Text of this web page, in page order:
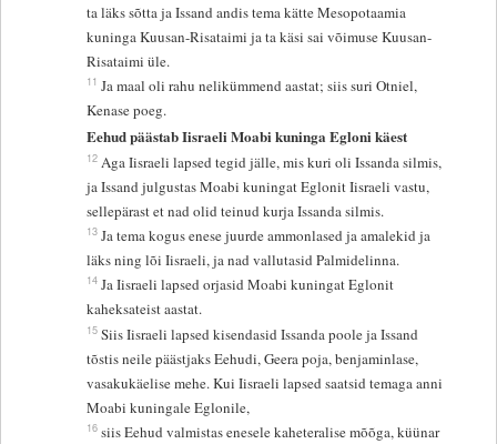
ta läks sõtta ja Issand andis tema kätte Mesopotaamia
kuninga Kuusan-Risataimi ja ta käsi sai võimuse Kuusan-
Risataimi üle.
11 Ja maal oli rahu nelikümmend aastat; siis suri Otniel,
Kenase poeg.
Eehud päästab Iisraeli Moabi kuninga Egloni käest
12 Aga Iisraeli lapsed tegid jälle, mis kuri oli Issanda silmis,
ja Issand julgustas Moabi kuningat Eglonit Iisraeli vastu,
sellepärast et nad olid teinud kurja Issanda silmis.
13 Ja tema kogus enese juurde ammonlased ja amalekid ja
läks ning lõi Iisraeli, ja nad vallutasid Palmidelinna.
14 Ja Iisraeli lapsed orjasid Moabi kuningat Eglonit
kaheksateist aastat.
15 Siis Iisraeli lapsed kisendasid Issanda poole ja Issand
tõstis neile päästjaks Eehudi, Geera poja, benjaminlase,
vasakukäelise mehe. Kui Iisraeli lapsed saatsid temaga anni
Moabi kuningale Eglonile,
16 siis Eehud valmistas enesele kaheteralise mõõga, küünar